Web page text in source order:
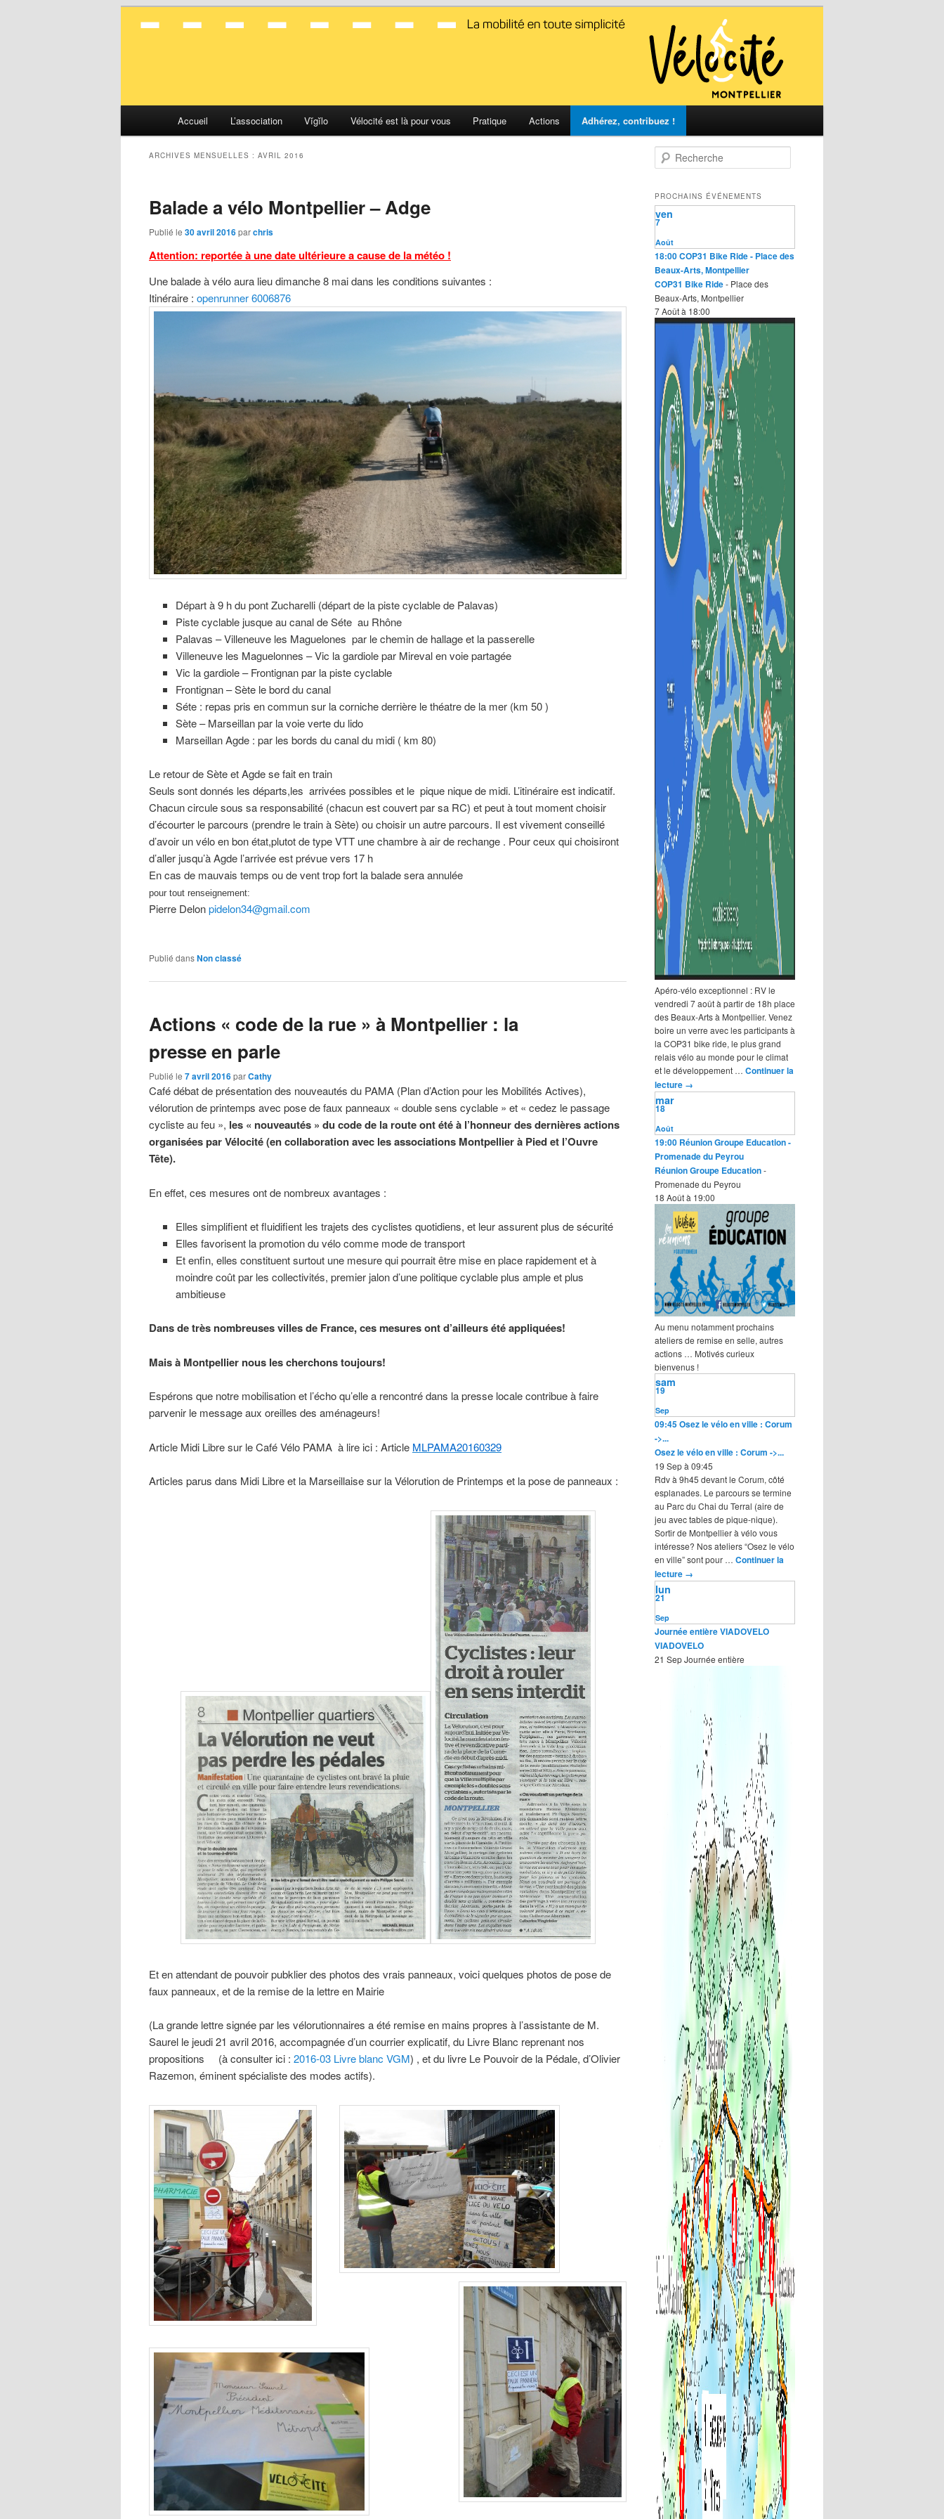
Aller
au
principal
Aller
au
secondaire
Accueil L’association Vĭgĭlo Vélocité est là pour vous Pratique Actions Adhérez, contribuez !
ARCHIVES MENSUELLES : AVRIL 2016
Balade a vélo Montpellier – Adge
Publié le 30 avril 2016parchris
Attention: reportéeàunedateultérieure a cause de la météo !
Une balade à vélo aura lieu dimanche 8 mai dans les conditions suivantes :
Itinéraire : openrunner 6006876
Départ à 9 h du pont Zucharelli (départ de la piste cyclable de Palavas)
Piste cyclable jusque au canal de Séte au Rhône
Palavas – Villeneuve les Maguelones par le chemin de hallage et la passerelle
Villeneuve les Maguelonnes – Vic la gardiole par Mireval en voie partagée
Vic la gardiole – Frontignan par la piste cyclable
Frontignan – Sète le bord du canal
Séte : repas pris en commun sur la corniche derrière le théatre de la mer (km 50 )
Sète – Marseillan par la voie verte du lido
Marseillan Agde : par les bords du canal du midi ( km 80)
Le retour de Sète et Agde se fait en train
Seuls sont donnés les départs,les arrivées possibles et le pique nique de midi. L’itinéraire est indicatif.
Chacun circule sous sa responsabilité (chacun est couvert par sa RC) et peut à tout moment choisir
d’écourter le parcours (prendre le train à Sète) ou choisir un autre parcours. Il est vivement conseillé
d’avoir un vélo en bon état,plutot de type VTT une chambre à air de rechange . Pour ceux qui choisiront
d’aller jusqu’à Agde l’arrivée est prévue vers 17 h
En cas de mauvais temps ou de vent trop fort la balade sera annulée
pour tout renseignement:
Pierre Delonpidelon34@gmail.com
Publié dansNon classé
Actions « code de la rue » à Montpellier : la
presse en parle
Publié le 7 avril 2016parCathy
Café débat de présentation des nouveautés du PAMA (Plan d’Action pour les Mobilités Actives),
vélorution de printemps avec pose de faux panneaux « double sens cyclable » et « cedez le passage
cycliste au feu », les « nouveautés » du code de la route ont été à l’honneur des dernières actions
organisées par Vélocité (en collaboration avec les associations Montpellier à Pied et l’Ouvre
Tête).
En effet, ces mesures ont de nombreux avantages :
Elles simplifient et fluidifient les trajets des cyclistes quotidiens, et leur assurent plus de sécurité
Elles favorisent la promotion du vélo comme mode de transport
Et enfin, elles constituent surtout une mesure qui pourrait être mise en place rapidement et à
moindre coût par les collectivités, premier jalon d’une politique cyclable plus ample et plus
ambitieuse
Dans de très nombreuses villes de France, ces mesures ont d’ailleurs été appliquées!
Mais à Montpellier nous les cherchons toujours!
Espérons que notre mobilisation et l’écho qu’elle a rencontré dans la presse locale contribue à faire
parvenir le message aux oreilles des aménageurs!
Article Midi Libre sur le Café Vélo PAMA à lire ici : Article MLPAMA20160329
Articles parus dans Midi Libre et la Marseillaise sur la Vélorution de Printemps et la pose de panneaux :
Et en attendant de pouvoir pubklier des photos des vrais panneaux, voici quelques photos de pose de
faux panneaux, et de la remise de la lettre en Mairie
(La grande lettre signée par les vélorutionnaires a été remise en mains propres à l’assistante de M.
Saurel le jeudi 21 avril 2016, accompagnée d’un courrier explicatif, du Livre Blanc reprenant nos
propositions (à consulter ici : 2016-03 Livre blanc VGM) , et du livre Le Pouvoir de la Pédale, d’Olivier
Razemon, éminent spécialiste des modes actifs).
e
h
e
r
h
e
PROCHAINS ÉVÉNEMENTS
Août
7
ven
18:00COP31 Bike Ride- Place des
Beaux-Arts, Montpellier
COP31 Bike Ride- Place des
Beaux-Arts, Montpellier
7 Août à 18:00
Apéro-vélo exceptionnel : RV le
vendredi 7 août à partir de 18h place
des Beaux-Arts à Montpellier. Venez
boire un verre avec les participants à
la COP31 bike ride, le plus grand
relais vélo au monde pour le climat
et le développement … Continuer la
lecture →
Août
18
mar
19:00 Réunion Groupe Education-
Promenade du Peyrou
Réunion Groupe Education-
Promenade du Peyrou
18 Août à 19:00
Au menu notamment prochains
ateliers de remise en selle, autres
actions … Motivés curieux
bienvenus !
Sep
19
sam
09:45Osez le vélo en ville : Corum
->...
Osez le vélo en ville : Corum ->...
19 Sep à 09:45
Rdv à 9h45 devant le Corum, côté
esplanades. Le parcours se termine
au Parc du Chai du Terral (aire de
jeu avec tables de pique-nique).
Sortir de Montpellier à vélo vous
intéresse? Nos ateliers “Osez le vélo
en ville” sont pour … Continuer la
lecture →
Sep
21
lun
Journée entièreVIADOVELO
VIADOVELO
21 SepJournée entière